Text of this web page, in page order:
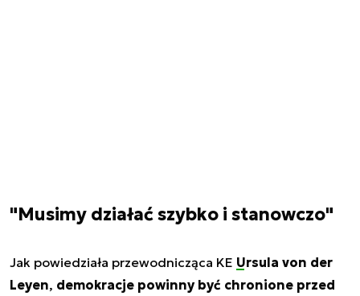
"Musimy działać szybko i stanowczo"
Jak powiedziała przewodnicząca KE Ursula von der
Leyen, demokracje powinny być chronione przed